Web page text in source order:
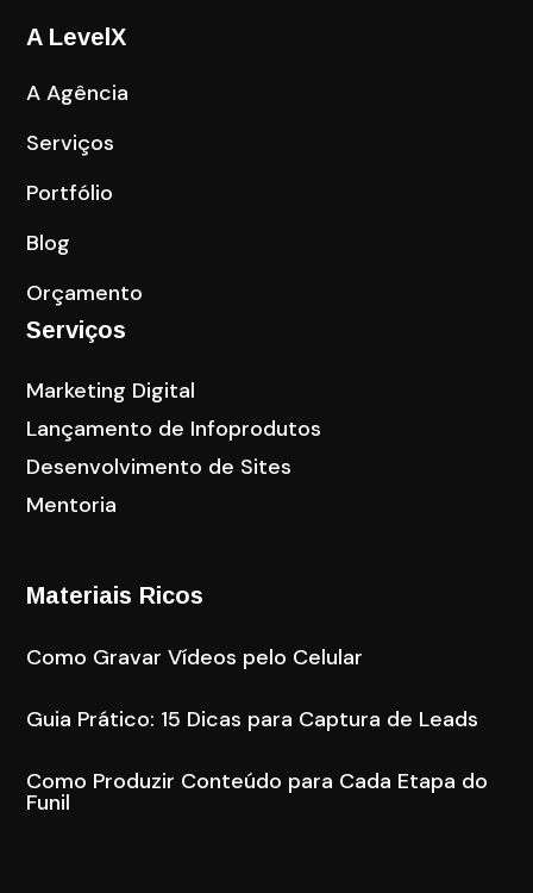
A LevelX
A Agência
Serviços
Portfólio
Blog
Orçamento
Serviços
Marketing Digital
Lançamento de Infoprodutos
Desenvolvimento de Sites
Mentoria
Materiais Ricos
Como Gravar Vídeos pelo Celular
Guia Prático: 15 Dicas para Captura de Leads
Como Produzir Conteúdo para Cada Etapa do
Funil